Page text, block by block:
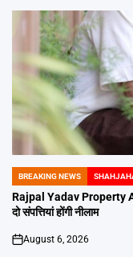
POSTED
IN
BREAKING NEWS
Rajpal Yadav Property
दो संपत्तियां होंगी नीलाम
on
August 6, 2026